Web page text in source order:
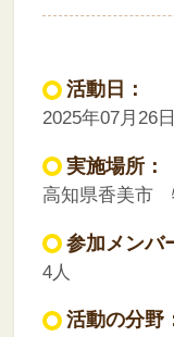
活動日：
2025年07月26日
実施場所：
高知県香美市
参加メンバ
4人
活動の分野